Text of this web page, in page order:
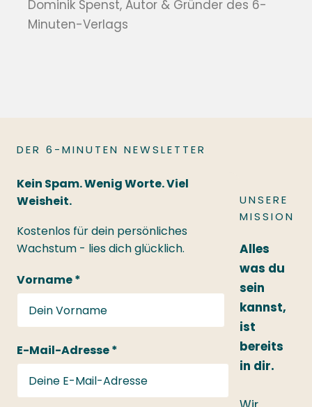
Dominik Spenst, Autor & Gründer des 6-
Minuten-Verlags
DER 6-MINUTEN NEWSLETTER
Kein Spam. Wenig Worte. Viel
Weisheit.
Kostenlos für dein persönliches
Wachstum - lies dich glücklich.
Vorname *
E-Mail-Adresse *
UNSERE
MISSION
Alles
was du
sein
kannst,
ist
bereits
in dir.